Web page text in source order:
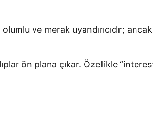
ve merak uyandırıcıdır; ancak
ön plana çıkar. Özellikle